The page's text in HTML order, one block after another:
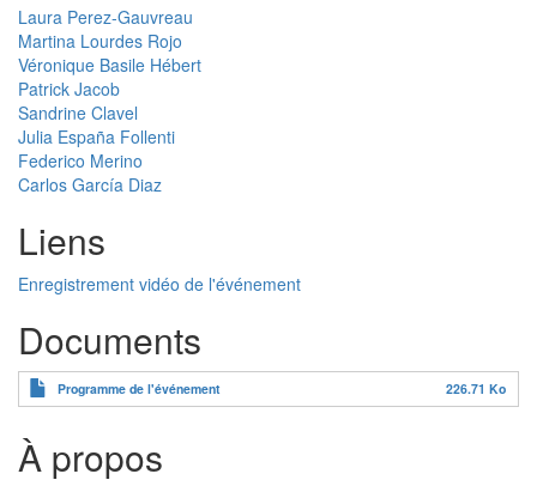
Laura Perez-Gauvreau
Martina Lourdes Rojo
Véronique Basile Hébert
Patrick Jacob
Sandrine Clavel
Julia España Follenti
Federico Merino
Carlos García Diaz
Liens
Enregistrement vidéo de l'événement
Documents
Programme de l'événement 226.71 Ko
À propos